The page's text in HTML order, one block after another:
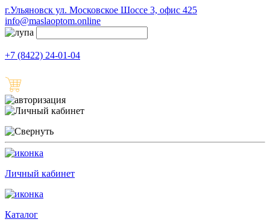
г.Ульяновск ул. Московское Шоссе 3, офис 425
info@maslaoptom.online
+7 (8422) 24-01-04
Личный кабинет
Каталог